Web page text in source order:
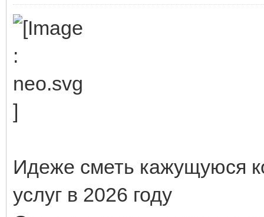
Идеже сметь кажущуюся
услуг в 2026 году